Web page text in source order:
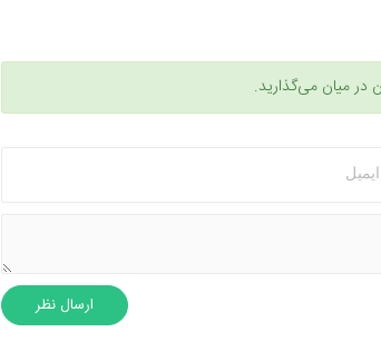
در میان می‌گذارید.